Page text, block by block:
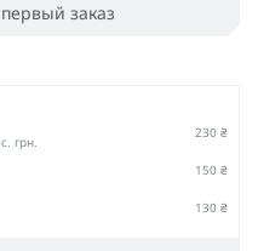
заказ
грн.
230 ₴
150 ₴
130 ₴